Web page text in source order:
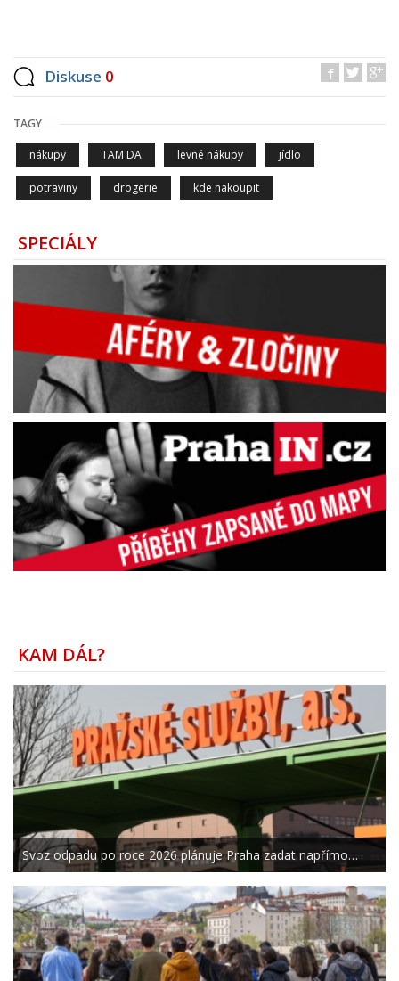
Diskuse 0
TAGY
nákupy TAM DA levné nákupy jídlo
potraviny drogerie kde nakoupit
SPECIÁLY
KAM DÁL?
Svoz odpadu po roce 2026 plánuje Praha zadat napřímo…